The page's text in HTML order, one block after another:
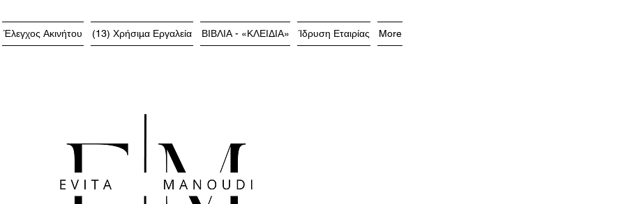
Έλεγχος Ακινήτου (13) Χρήσιμα Εργαλεία ΒΙΒΛΙΑ - «ΚΛΕΙΔΙΑ» Ίδρυση Εταιρίας More